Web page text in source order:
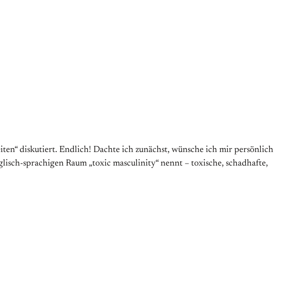
diskutiert. Endlich! Dachte ich zunächst, wünsche ich mir persönlich
sprachigen Raum „toxic masculinity“ nennt – toxische, schadhafte,